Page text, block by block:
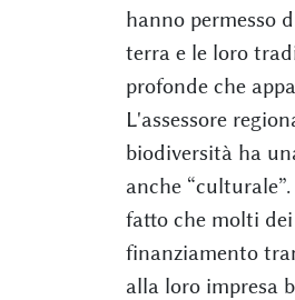
hanno permesso
terra e le loro
profonde che
L'assessore
biodiversità ha
anche
fatto che molti
finanziamento
alla loro impresa